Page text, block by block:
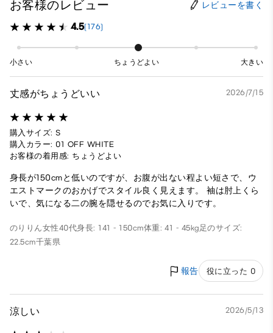
お客様のレビュー レビューを書く
4.5(176)
小さい ちょうどよい 大きい
丈感がちょうどいい 2026/7/15
購入サイズ: S
購入カラー: 01 OFF WHITE
お客様の着用感: ちょうどよい
身長が150cmと低いのですが、お腹が出ない程よい短さで、ウ
エストマークのおかげでスタイル良く見えます。 袖は肘上くら
いで、気になる二の腕を隠せるのでお気に入りです。
のりりん女性40代身長: 141 - 150cm体重: 41 - 45kg足のサイズ:
22.5cm千葉県
報告 役に立った 0
涼しい 2026/5/13